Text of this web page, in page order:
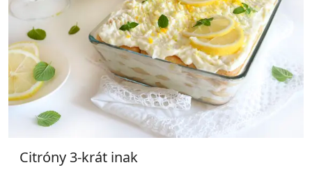
Citróny 3-krát inak